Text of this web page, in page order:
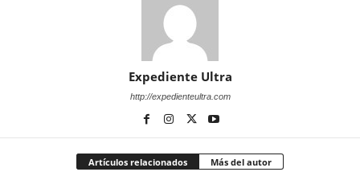
Expediente Ultra
http://expedienteultra.com
Artículos relacionados Más del autor